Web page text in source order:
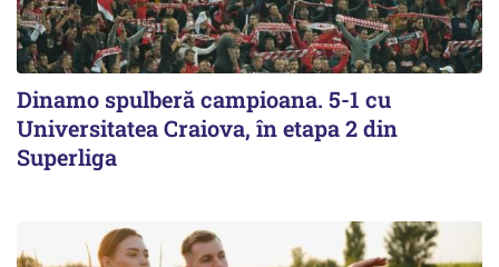
Dinamo spulberă campioana. 5-1 cu
Universitatea Craiova, în etapa 2 din
Superliga